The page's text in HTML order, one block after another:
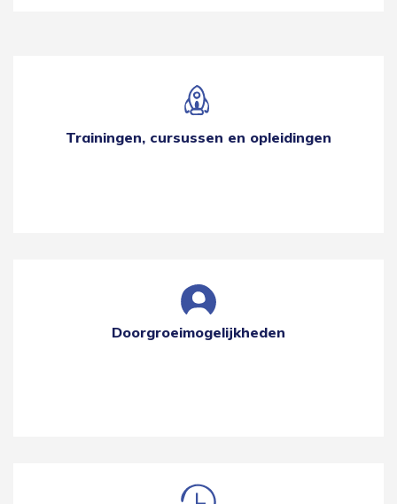
Trainingen, cursussen en opleidingen
Doorgroeimogelijkheden